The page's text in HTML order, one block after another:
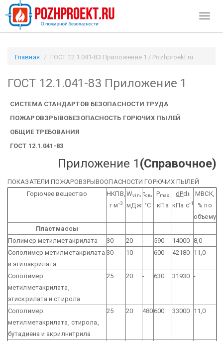
Главная ГОСТ 12.1.041-83 Приложение 1 / Pozhproekt.ru
ГОСТ 12.1.041-83 Приложение 1
СИСТЕМА СТАНДАРТОВ БЕЗОПАСНОСТИ ТРУДА
ПОЖАРОВЗРЫВОБЕЗОПАСНОСТЬ ГОРЮЧИХ ПЫЛЕЙ
ОБЩИЕ ТРЕБОВАНИЯ
ГОСТ 12.1.041-83
Приложение 1(Справочное)
ПОКАЗАТЕЛИ ПОЖАРОВЗРЫВООПАСНОСТИ ГОРЮЧИХ ПЫЛЕЙ
Горючее вещество
НКПВ,
г м-3
Wvin
мДж
tсв
°С
Pmax
кПа
dPdt
кПа с-1
МВСК,
% по
объему
Пластмассы
Полимер метилметакрилата
30 20 - 590 14000 8,0
Сополимер метилметакрилата
и этилакрилата
30 10 - 600 42180 11,0
Сополимер
метилметакрилата,
этискрилата и стирола
25 20 - 630 31930 -
Сополимер
метилметакрилата, стирола,
бутадиена и акрилнитрила
25 20 480600 33000 11,0